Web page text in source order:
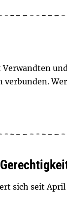
sich seit April